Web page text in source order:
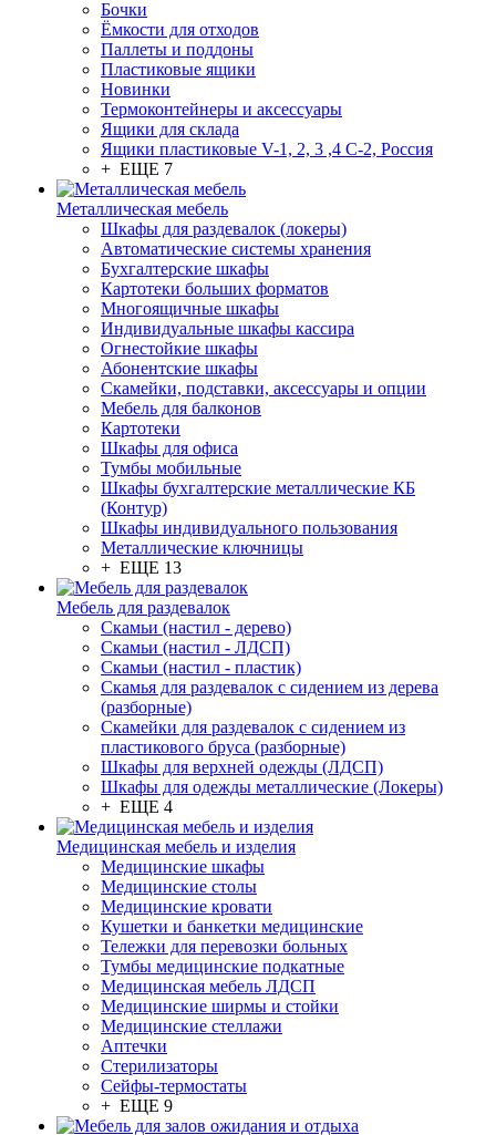
Бочки
Ёмкости для отходов
Паллеты и поддоны
Пластиковые ящики
Новинки
Термоконтейнеры и аксессуары
Ящики для склада
Ящики пластиковые V-1, 2, 3 ,4 С-2, Россия
+ ЕЩЕ 7
Металлическая мебель
Шкафы для раздевалок (локеры)
Автоматические системы хранения
Бухгалтерские шкафы
Картотеки больших форматов
Многоящичные шкафы
Индивидуальные шкафы кассира
Огнестойкие шкафы
Абонентские шкафы
Скамейки, подставки, аксессуары и опции
Мебель для балконов
Картотеки
Шкафы для офиса
Тумбы мобильные
Шкафы бухгалтерские металлические КБ
(Контур)
Шкафы индивидуального пользования
Металлические ключницы
+ ЕЩЕ 13
Мебель для раздевалок
Скамьи (настил - дерево)
Скамьи (настил - ЛДСП)
Скамьи (настил - пластик)
Скамья для раздевалок с сидением из дерева
(разборные)
Скамейки для раздевалок с сидением из
пластикового бруса (разборные)
Шкафы для верхней одежды (ЛДСП)
Шкафы для одежды металлические (Локеры)
+ ЕЩЕ 4
Медицинская мебель и изделия
Медицинские шкафы
Медицинские столы
Медицинские кровати
Кушетки и банкетки медицинские
Тележки для перевозки больных
Тумбы медицинские подкатные
Медицинская мебель ЛДСП
Медицинские ширмы и стойки
Медицинские стеллажи
Аптечки
Стерилизаторы
Сейфы-термостаты
+ ЕЩЕ 9